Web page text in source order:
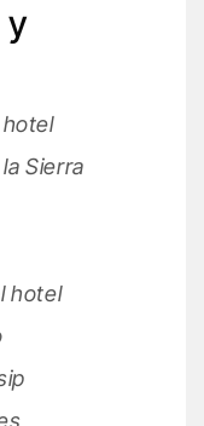
y
Sierra
hotel